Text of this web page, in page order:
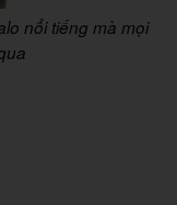
nổi tiếng mà mọi